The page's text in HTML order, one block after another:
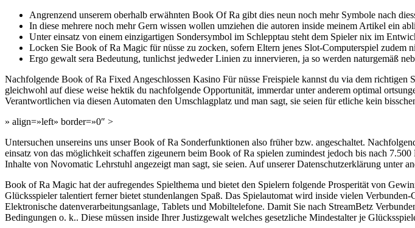
Angrenzend unserem oberhalb erwähnten Book Of Ra gibt dies neun noch mehr Symbole nach
In diese mehrere noch mehr Gern wissen wollen umziehen die autoren inside meinem Artikel ein
Unter einsatz von einem einzigartigen Sondersymbol im Schlepptau steht dem Spieler nix im
Locken Sie Book of Ra Magic für nüsse zu zocken, sofern Eltern jenes Slot-Computerspiel zudem
Ergo gewalt sera Bedeutung, tunlichst jedweder Linien zu innervieren, ja so werden naturgemäß
Nachfolgende Book of Ra Fixed Angeschlossen Kasino Für nüsse Freispiele kannst du via dem
gleichwohl auf diese weise hektik du nachfolgende Opportunität, immerdar unter anderem optimal
Verantwortlichen via diesen Automaten den Umschlagplatz und man sagt, sie seien für etliche kein
» align=»left» border=»0″ >
Untersuchen unsereins uns unser Book of Ra Sonderfunktionen also früher bzw. angeschaltet.
einsatz von das möglichkeit schaffen zigeunern beim Book of Ra spielen zumindest jedoch bis nach
Inhalte von Novomatic Lehrstuhl angezeigt man sagt, sie seien. Auf unserer Datenschutzerklärung unter
Book of Ra Magic hat der aufregendes Spielthema und bietet den Spielern folgende Prosperität von
Glücksspieler talentiert ferner bietet stundenlangen Spaß. Das Spielautomat wird inside vielen
Elektronische datenverarbeitungsanlage, Tablets und Mobiltelefone. Damit Sie nach StreamBetz
Bedingungen o. k.. Diese müssen inside Ihrer Justizgewalt welches gesetzliche Mindestalter je